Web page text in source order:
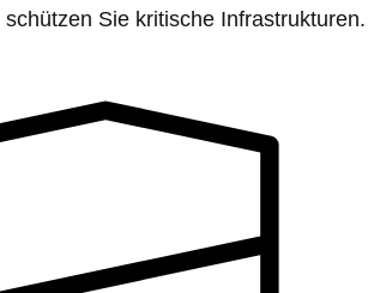
Sie kritische Infrastrukturen.